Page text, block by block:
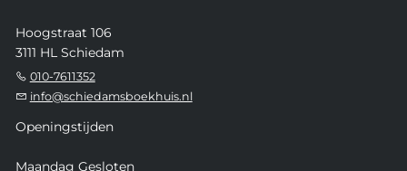
Hoogstraat 106
3111 HL Schiedam
010-7611352
info@schiedamsboekhuis.nl
Openingstijden
Maandag Gesloten